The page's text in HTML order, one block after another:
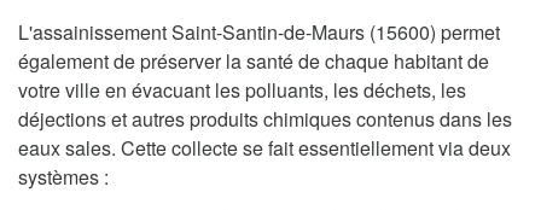
L'assainissement Saint-Santin-de-Maurs (15600) permet
également de préserver la santé de chaque habitant de
votre ville en évacuant les polluants, les déchets, les
déjections et autres produits chimiques contenus dans les
eaux sales. Cette collecte se fait essentiellement via deux
systèmes :